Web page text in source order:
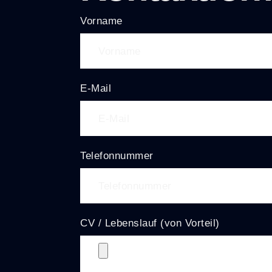
Vorname
E-Mail
Telefonnummer
CV / Lebenslauf (von Vorteil)